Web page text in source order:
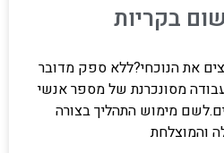
בקריות
את הנוכחי?ללא ספק מדובר
מסונכרנת של מספר אנשי
מימוש התהליך בצורה
והמוצלחת